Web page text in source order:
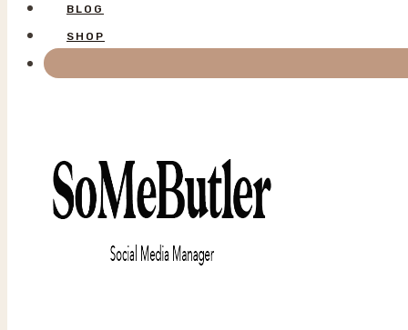
BLOG
SHOP